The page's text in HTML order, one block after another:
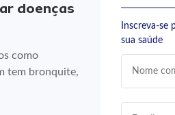
doenças
como
tem bronquite,
Inscreva-se
sua saúde